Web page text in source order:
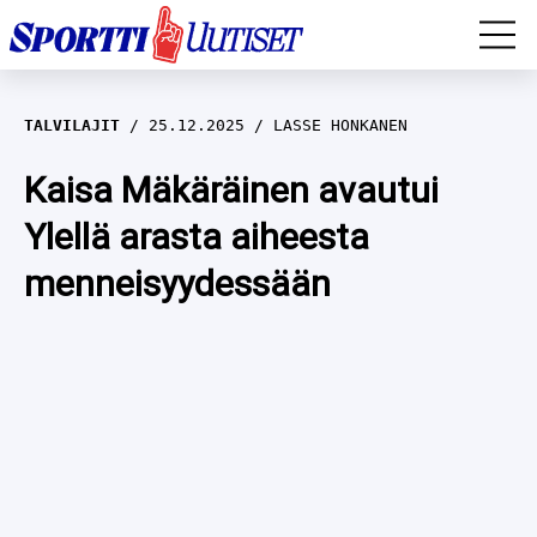
EM-YLEISURHEILU
JÄÄKIEKKO
YLEISURHEILU
WILMA HELTELÄ
TALVILAJIT
TALVILAJIT 25.12.2025 LASSE HONKANEN
Kaisa Mäkäräinen avautui
Ylellä arasta aiheesta
menneisyydessään